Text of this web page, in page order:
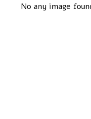
No any image